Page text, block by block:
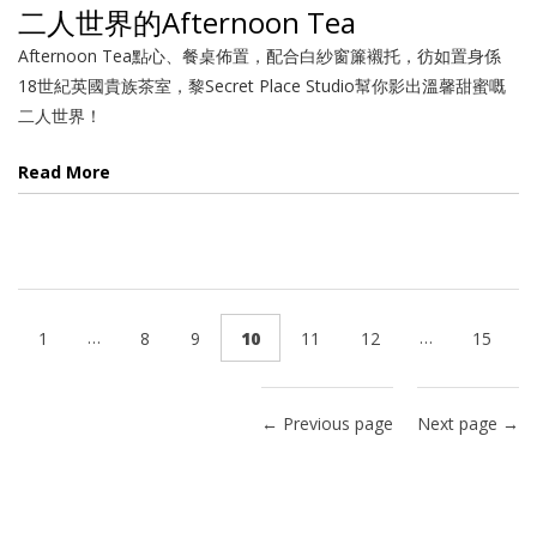
二人世界的Afternoon Tea
Afternoon Tea點心、餐桌佈置，配合白紗窗簾襯托，彷如置身係
18世紀英國貴族茶室，黎Secret Place Studio幫你影出溫馨甜蜜嘅
二人世界！
Read More
1 … 8 9 10 11 12 … 15
← Previous page Next page →